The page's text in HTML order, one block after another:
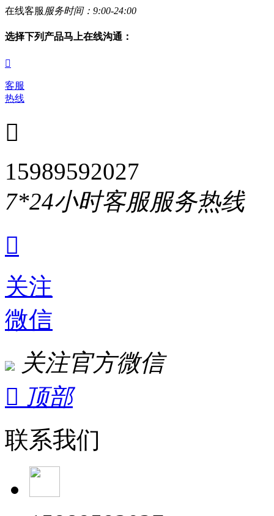
在线客服 服务时间：9:00-24:00
选择下列产品马上在线沟通：

客服
热线

15989592027
7*24小时客服服务热线

关注
微信
关注官方微信
 顶部
联系我们